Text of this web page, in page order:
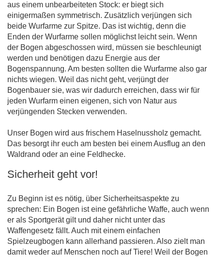
aus einem unbearbeiteten Stock: er biegt sich
einigermaßen symmetrisch. Zusätzlich verjüngen sich
beide Wurfarme zur Spitze. Das ist wichtig, denn die
Enden der Wurfarme sollen möglichst leicht sein. Wenn
der Bogen abgeschossen wird, müssen sie beschleunigt
werden und benötigen dazu Energie aus der
Bogenspannung. Am besten sollten die Wurfarme also gar
nichts wiegen. Weil das nicht geht, verjüngt der
Bogenbauer sie, was wir dadurch erreichen, dass wir für
jeden Wurfarm einen eigenen, sich von Natur aus
verjüngenden Stecken verwenden.
Unser Bogen wird aus frischem Haselnussholz gemacht.
Das besorgt ihr euch am besten bei einem Ausflug an den
Waldrand oder an eine Feldhecke.
Sicherheit geht vor!
Zu Beginn ist es nötig, über Sicherheitsaspekte zu
sprechen: Ein Bogen ist eine gefährliche Waffe, auch wenn
er als Sportgerät gilt und daher nicht unter das
Waffengesetz fällt. Auch mit einem einfachen
Spielzeugbogen kann allerhand passieren. Also zielt man
damit weder auf Menschen noch auf Tiere! Weil der Bogen